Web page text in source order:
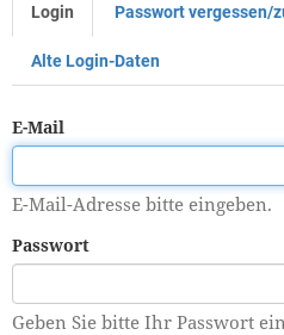
Primäre
Reiter
Login Passwort vergessen/
Alte Login-Daten
E-Mail
E-Mail-Adresse bitte eingeben.
Passwort
Geben Sie bitte Ihr Passwort